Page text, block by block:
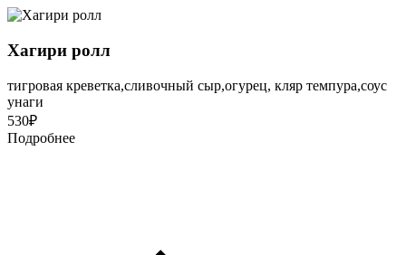
Хагири ролл
тигровая креветка,сливочный сыр,огурец, кляр темпура,соус
унаги
530₽
Подробнее